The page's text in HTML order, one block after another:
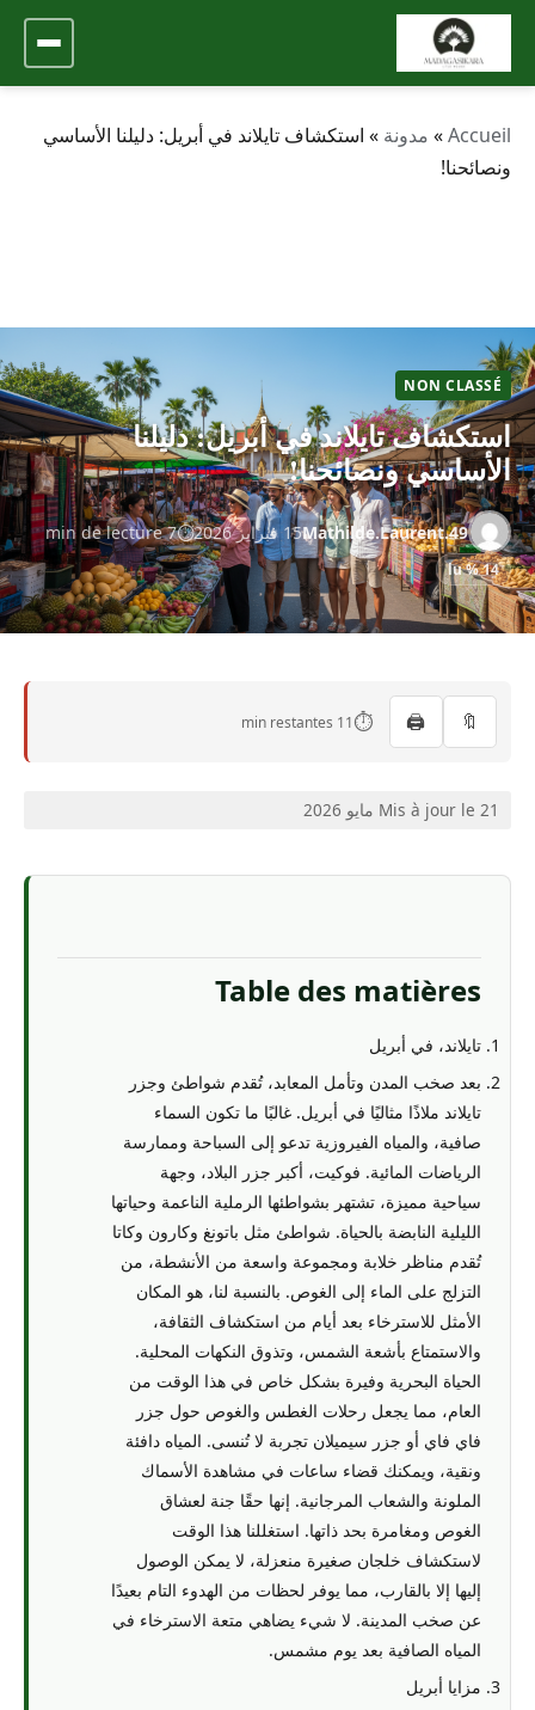
Accueil
»مدونة»استكشاف تايلاند في أبريل: دليلنا الأساسي
ونصائحنا!
NON CLASSÉ
استكشاف تايلاند في أبريل: دليلنا
الأساسي ونصائحنا!
Mathilde.Laurent.4915 فبراير 2026 7 min de lecture
14 % lu
🔖
🖨️
⏱️
11 min restantes
Mis à jour le 21 مايو 2026
Table des matières
تايلاند، في أبريل
بعد صخب المدن وتأمل المعابد، تُقدم شواطئ وجزر
تايلاند ملاذًا مثاليًا في أبريل. غالبًا ما تكون السماء
صافية، والمياه الفيروزية تدعو إلى السباحة وممارسة
الرياضات المائية. فوكيت، أكبر جزر البلاد، وجهة
سياحية مميزة، تشتهر بشواطئها الرملية الناعمة وحياتها
الليلية النابضة بالحياة. شواطئ مثل باتونغ وكارون وكاتا
تُقدم مناظر خلابة ومجموعة واسعة من الأنشطة، من
التزلج على الماء إلى الغوص. بالنسبة لنا، هو المكان
الأمثل للاسترخاء بعد أيام من استكشاف الثقافة،
والاستمتاع بأشعة الشمس، وتذوق النكهات المحلية.
الحياة البحرية وفيرة بشكل خاص في هذا الوقت من
العام، مما يجعل رحلات الغطس والغوص حول جزر
فاي فاي أو جزر سيميلان تجربة لا تُنسى. المياه دافئة
ونقية، ويمكنك قضاء ساعات في مشاهدة الأسماك
الملونة والشعاب المرجانية. إنها حقًا جنة لعشاق
الغوص ومغامرة بحد ذاتها. استغللنا هذا الوقت
لاستكشاف خلجان صغيرة منعزلة، لا يمكن الوصول
إليها إلا بالقارب، مما يوفر لحظات من الهدوء التام بعيدًا
عن صخب المدينة. لا شيء يضاهي متعة الاسترخاء في
المياه الصافية بعد يوم مشمس.
مزايا أبريل